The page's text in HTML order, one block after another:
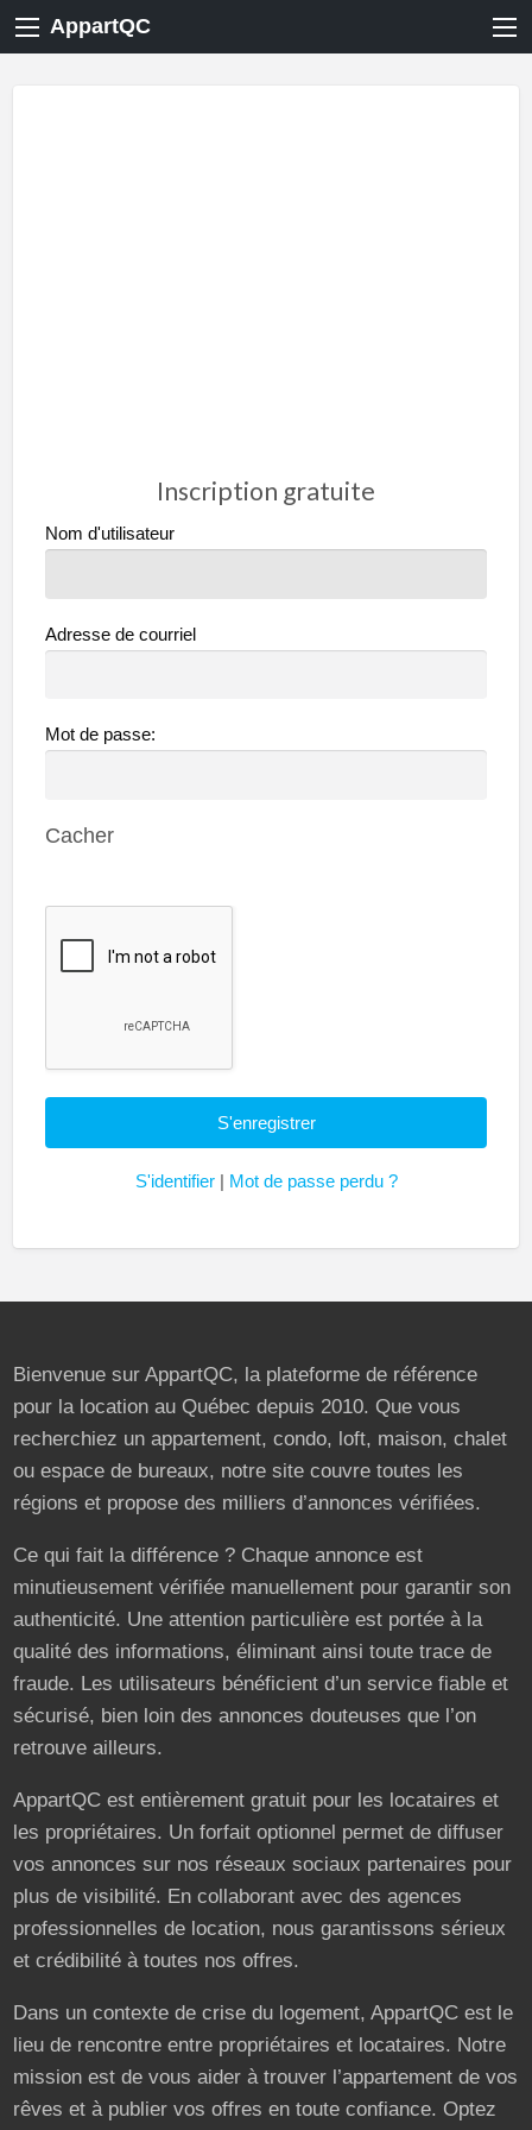
AppartQC
Inscription gratuite
Nom d'utilisateur
Adresse de courriel
Mot de passe:
Cacher
S'identifier| Mot de passe perdu ?
Bienvenue sur AppartQC, la plateforme de référence
pour la location au Québec depuis 2010. Que vous
recherchiez un appartement, condo, loft, maison, chalet
ou espace de bureaux, notre site couvre toutes les
régions et propose des milliers d’annonces vérifiées.
Ce qui fait la différence ? Chaque annonce est
minutieusement vérifiée manuellement pour garantir son
authenticité. Une attention particulière est portée à la
qualité des informations, éliminant ainsi toute trace de
fraude. Les utilisateurs bénéficient d’un service fiable et
sécurisé, bien loin des annonces douteuses que l’on
retrouve ailleurs.
AppartQC est entièrement gratuit pour les locataires et
les propriétaires. Un forfait optionnel permet de diffuser
vos annonces sur nos réseaux sociaux partenaires pour
plus de visibilité. En collaborant avec des agences
professionnelles de location, nous garantissons sérieux
et crédibilité à toutes nos offres.
Dans un contexte de crise du logement, AppartQC est le
lieu de rencontre entre propriétaires et locataires. Notre
mission est de vous aider à trouver l’appartement de vos
rêves et à publier vos offres en toute confiance. Optez